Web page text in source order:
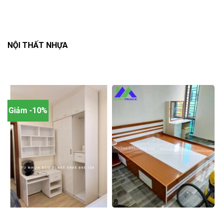
NỘI THẤT NHỰA
Giảm -10%